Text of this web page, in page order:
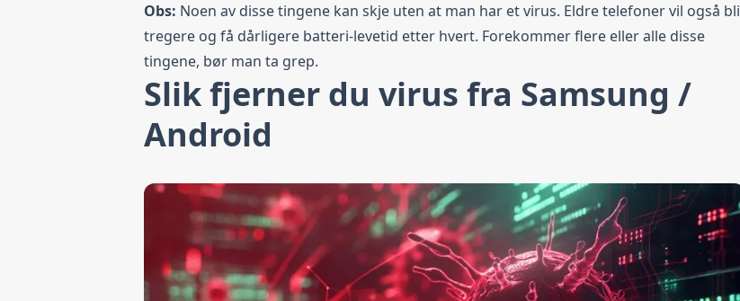
Obs: Noen av disse tingene kan skje uten at man har et virus. Eldre telefoner vil også bli
tregere og få dårligere batteri-levetid etter hvert. Forekommer flere eller alle disse
tingene, bør man ta grep.
Slik fjerner du virus fra Samsung /
Android